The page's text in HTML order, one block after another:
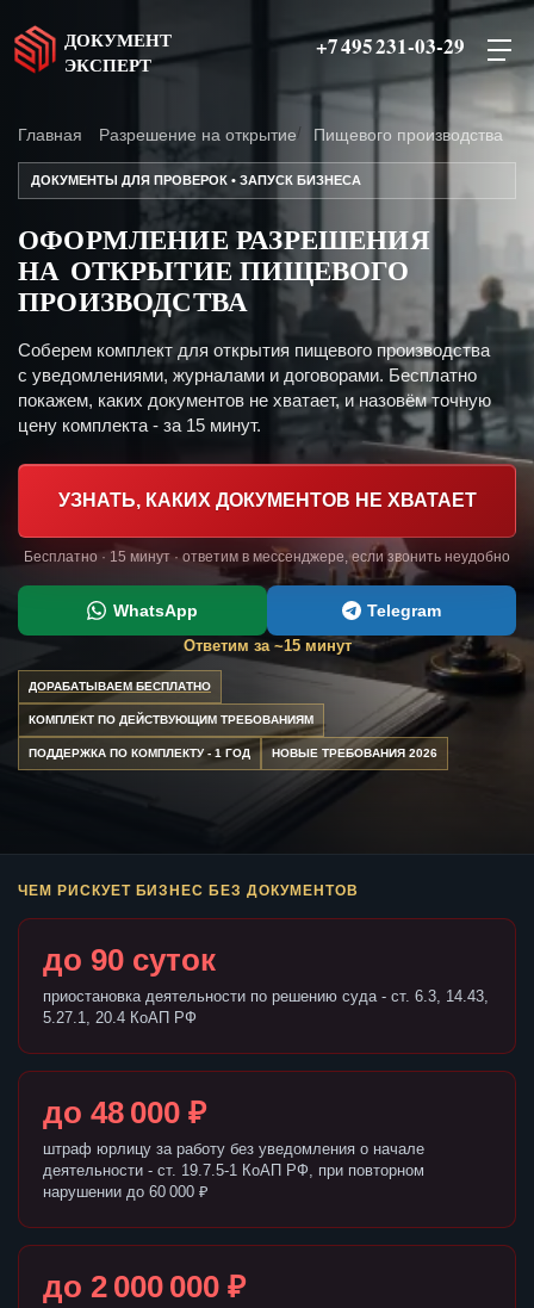
ДОКУМЕНТ
ЭКСПЕРТ
+7 495 231-03-29
Главная Разрешение на открытие Пищевого производства
ДОКУМЕНТЫ ДЛЯ ПРОВЕРОК • ЗАПУСК БИЗНЕСА
ОФОРМЛЕНИЕ РАЗРЕШЕНИЯ
НА ОТКРЫТИЕ ПИЩЕВОГО
ПРОИЗВОДСТВА
Соберем комплект для открытия пищевого производства
с уведомлениями, журналами и договорами. Бесплатно
покажем, каких документов не хватает, и назовём точную
цену комплекта - за 15 минут.
УЗНАТЬ, КАКИХ ДОКУМЕНТОВ НЕ ХВАТАЕТ
Бесплатно · 15 минут · ответим в мессенджере, если звонить неудобно
WhatsApp Telegram
Ответим за ~15 минут
ДОРАБАТЫВАЕМ БЕСПЛАТНО
КОМПЛЕКТ ПО ДЕЙСТВУЮЩИМ ТРЕБОВАНИЯМ
ПОДДЕРЖКА ПО КОМПЛЕКТУ - 1 ГОД НОВЫЕ ТРЕБОВАНИЯ 2026
ЧЕМ РИСКУЕТ БИЗНЕС БЕЗ ДОКУМЕНТОВ
до 90 суток
приостановка деятельности по решению суда - ст. 6.3, 14.43,
5.27.1, 20.4 КоАП РФ
до 48 000 ₽
штраф юрлицу за работу без уведомления о начале
деятельности - ст. 19.7.5-1 КоАП РФ, при повторном
нарушении до 60 000 ₽
до 2 000 000 ₽